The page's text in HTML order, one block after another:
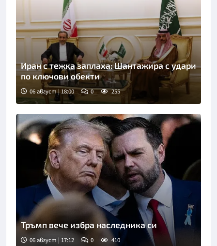
Снимка: БТА
Иран с тежка заплаха: Шантажира с удари
по ключови обекти
06 август | 18:00 0 255
Тръмп вече избра наследника си
06 август | 17:12 0 410